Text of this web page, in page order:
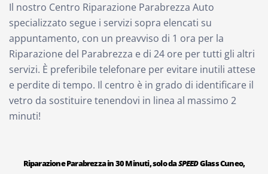
Il nostro Centro Riparazione Parabrezza Auto
specializzato segue i servizi sopra elencati su
appuntamento, con un preavviso di 1 ora per la
Riparazione del Parabrezza e di 24 ore per tutti gli altri
servizi. È preferibile telefonare per evitare inutili attese
e perdite di tempo. Il centro è in grado di identificare il
vetro da sostituire tenendovi in linea al massimo 2
minuti!
Riparazione Parabrezza in 30 Minuti, solo daSPEEDGlass Cuneo,